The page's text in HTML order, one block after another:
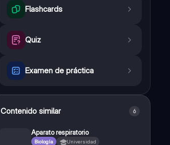
Flashcards
Quiz
Examen de práctica
Contenido similar 6
Aparato respiratorio
Biología Universidad